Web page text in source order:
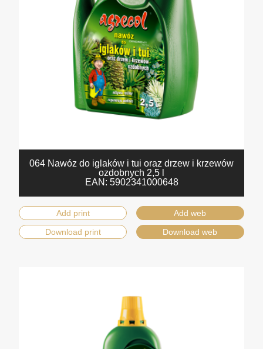
064 Nawóz do iglaków i tui oraz drzew i krzewów
ozdobnych 2,5 l
EAN: 5902341000648
Add print
Add web
Download print
Download web